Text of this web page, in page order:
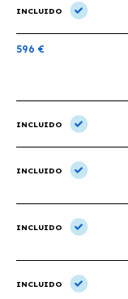
INCLUIDO
596 €
INCLUIDO
INCLUIDO
INCLUIDO
INCLUIDO